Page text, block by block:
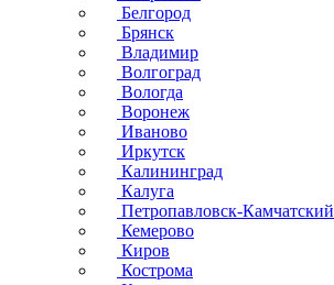
Белгород
Брянск
Владимир
Волгоград
Вологда
Воронеж
Иваново
Иркутск
Калининград
Калуга
Петропавловск-Камчатский
Кемерово
Киров
Кострома